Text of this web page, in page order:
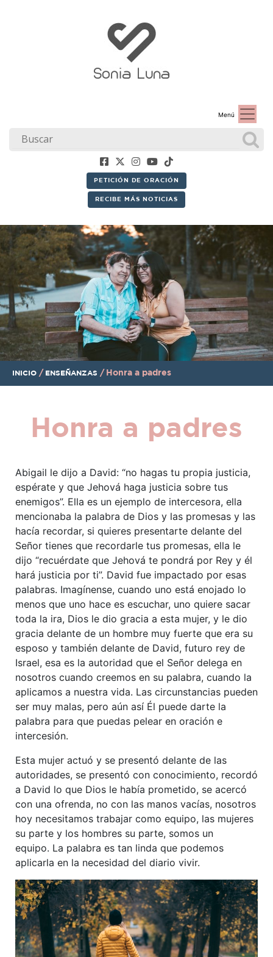
Menú
PETICIÓN DE ORACIÓN
RECIBE MÁS NOTICIAS
INICIO / ENSEÑANZAS / Honra a padres
Honra a padres
Abigail le dijo a David: “no hagas tu propia justicia,
espérate y que Jehová haga justicia sobre tus
enemigos”. Ella es un ejemplo de intercesora, ella
mencionaba la palabra de Dios y las promesas y las
hacía recordar, si quieres presentarte delante del
Señor tienes que recordarle tus promesas, ella le
dijo “recuérdate que Jehová te pondrá por Rey y él
hará justicia por ti”. David fue impactado por esas
palabras. Imagínense, cuando uno está enojado lo
menos que uno hace es escuchar, uno quiere sacar
toda la ira, Dios le dio gracia a esta mujer, y le dio
gracia delante de un hombre muy fuerte que era su
esposo y también delante de David, futuro rey de
Israel, esa es la autoridad que el Señor delega en
nosotros cuando creemos en su palabra, cuando la
aplicamos a nuestra vida. Las circunstancias pueden
ser muy malas, pero aún así Él puede darte la
palabra para que puedas pelear en oración e
intercesión.
Esta mujer actuó y se presentó delante de las
autoridades, se presentó con conocimiento, recordó
a David lo que Dios le había prometido, se acercó
con una ofrenda, no con las manos vacías, nosotros
hoy necesitamos trabajar como equipo, las mujeres
su parte y los hombres su parte, somos un
equipo. La palabra es tan linda que podemos
aplicarla en la necesidad del diario vivir.